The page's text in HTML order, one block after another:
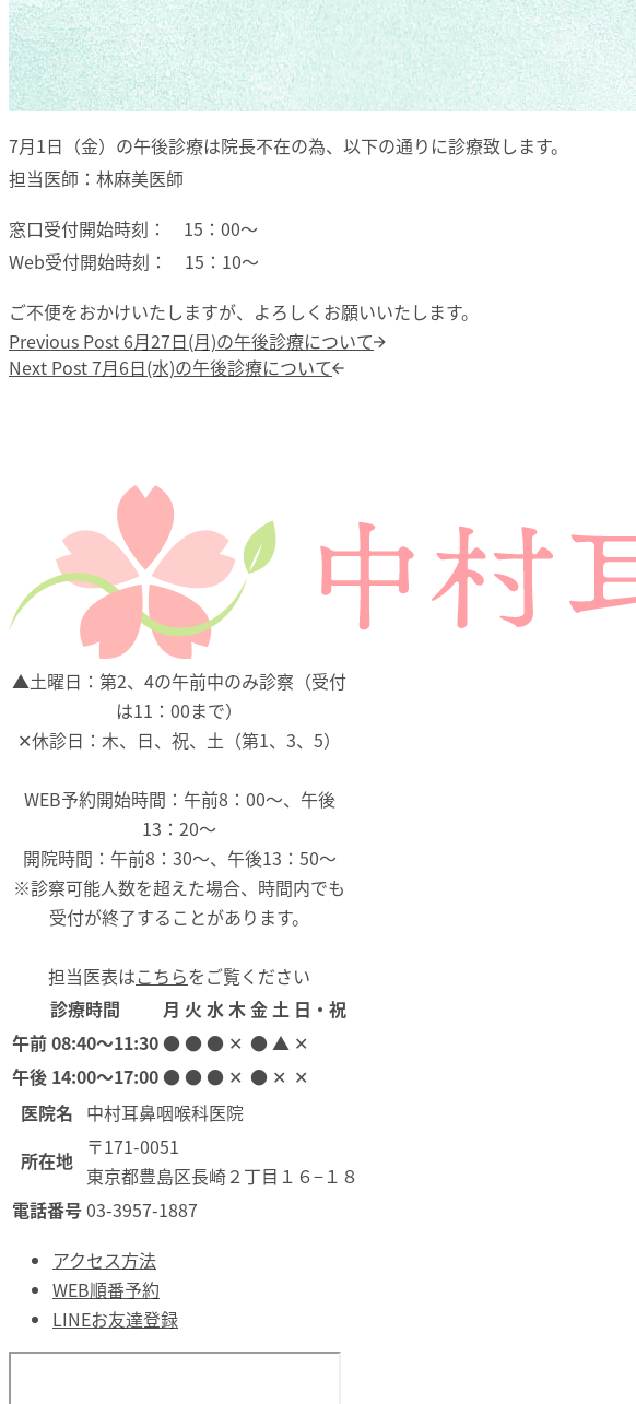
7月1日（金）の午後診療は院長不在の為、以下の通りに診療致します。
担当医師：林麻美医師
窓口受付開始時刻： 15：00～
Web受付開始時刻： 15：10～
ご不便をおかけいたしますが、よろしくお願いいたします。
投稿ナビゲーション
Previous Post Previous post:
6月27日(月)の午後診療について
Next PostNext post:
7月6日(水)の午後診療について
診療時間 月 火 水木金土 日・祝
午前08:40〜11:30●●● ✕ ●▲ ✕
午後 14:00〜17:00●●● ✕ ● ✕ ✕
▲土曜日：第2、4の午前中のみ診察（受付
は11：00まで）
✕休診日：木、日、祝、土（第1、3、5）
WEB予約開始時間：午前8：00～、午後
13：20～
開院時間：午前8：30～、午後13：50～
※診察可能人数を超えた場合、時間内でも
受付が終了することがあります。
担当医表はこちらをご覧ください
医院名 中村耳鼻咽喉科医院
所在地
〒171-0051
東京都豊島区長崎２丁目１６−１８
電話番号03-3957-1887
アクセス方法
WEB順番予約
LINEお友達登録